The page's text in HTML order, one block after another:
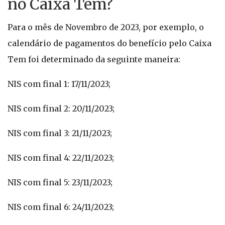
no Caixa Tem?
Para o mês de Novembro de 2023, por exemplo, o
calendário de pagamentos do benefício pelo Caixa
Tem foi determinado da seguinte maneira:
NIS com final 1: 17/11/2023;
NIS com final 2: 20/11/2023;
NIS com final 3: 21/11/2023;
NIS com final 4: 22/11/2023;
NIS com final 5: 23/11/2023;
NIS com final 6: 24/11/2023;